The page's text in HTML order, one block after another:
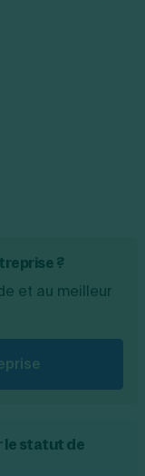
?
et au meilleur
le statut de